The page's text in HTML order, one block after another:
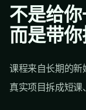
不是给你
而是带你
课程来自长期的
真实项目拆成短课